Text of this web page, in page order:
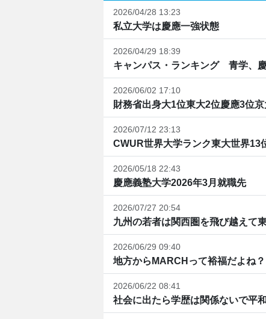
2026/04/28 13:23
私立大学は慶應一強状態
2026/04/29 18:39
キャンパス・ランキング 青学、
2026/06/02 17:10
財務省出身大1位東大2位慶應3位
2026/07/12 23:13
CWUR世界大学ランク東大世界13
2026/05/18 22:43
慶應義塾大学2026年3月就職先
2026/07/27 20:54
九州の若者は関西圏を飛び越えて
2026/06/29 09:40
地方からMARCHって裕福だよね？
2026/06/22 08:41
社会に出たら学歴は関係ないで平和